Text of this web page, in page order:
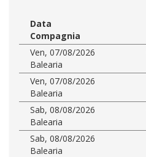
Data
Compagnia
Ven, 07/08/2026
Balearia
Ven, 07/08/2026
Balearia
Sab, 08/08/2026
Balearia
Sab, 08/08/2026
Balearia